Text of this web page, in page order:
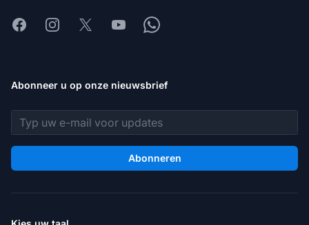
FacebookInstagram
X YoutubeWhatsapp
Abonneer u op onze nieuwsbrief
E-mailadres
Abonneren